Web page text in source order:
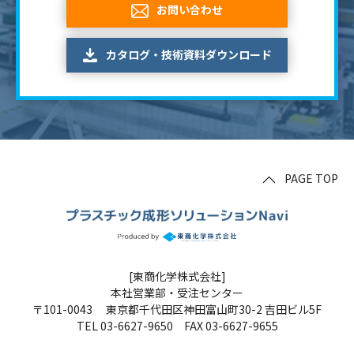
お問い合わせ
カタログ・技術資料ダウンロード
PAGE TOP
[東商化学株式会社]
本社営業部・受注センター
〒101-0043 東京都千代田区神田富山町30-2 吉田ビル5F
TEL 03-6627-9650 FAX 03-6627-9655